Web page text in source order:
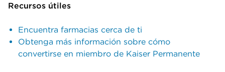
Recursos útiles
Encuentra farmacias cerca de ti
Obtenga más información sobre cómo
convertirse en miembro de Kaiser Permanente